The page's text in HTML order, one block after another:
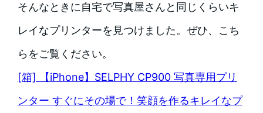
そんなときに自宅で写真屋さんと同じくらいキ
レイなプリンターを見つけました。ぜひ、こち
らをご覧ください。
[箱] 【iPhone】SELPHY CP900 写真専用プリ
ンター すぐにその場で！笑顔を作るキレイなプ